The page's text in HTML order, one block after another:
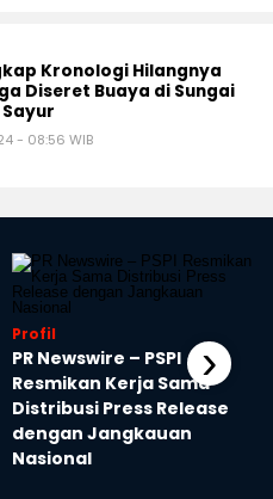
Kronologi Hilangnya
Diseret Buaya di Sungai
- 08:56 WIB
Profil
PR Newswire – PSPI
Resmikan Kerja Sama
Distribusi Press Release
dengan Jangkauan
Nasional
›